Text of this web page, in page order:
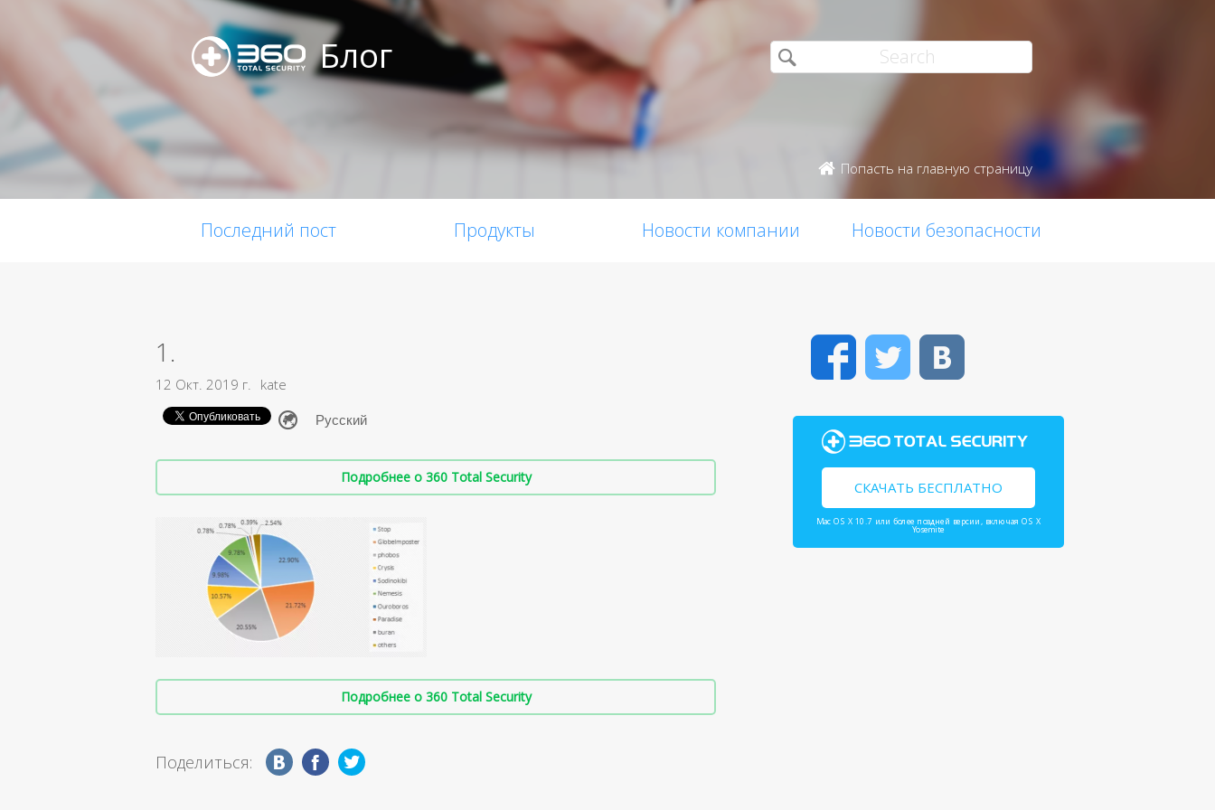
Блог
Попасть на главную страницу
Последний пост Продукты Новости компании Новости безопасности
1.
12 Окт. 2019 г. kate
Подробнее о 360 Total Security
Подробнее о 360 Total Security
Поделиться:
FacebookTwitter
СКАЧАТЬ БЕСПЛАТНО
Mac OS X 10.7 или более поздней версии, включая OS X
Yosemite